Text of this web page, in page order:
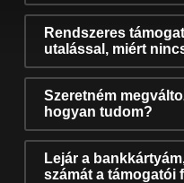
Rendszeres
utalással, miért
Szeretném
hogyan tudom?
Lejár a
számát a támogatói